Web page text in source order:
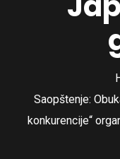
Saopštenje:
konkurencije“